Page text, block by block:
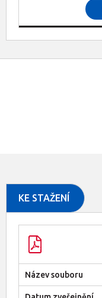
KE STAŽENÍ